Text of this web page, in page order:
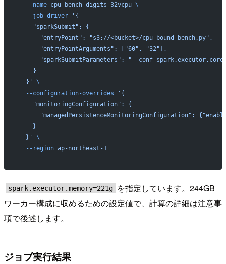
  --name
cpu-bench-digits-32vcpu \
  --job-driver
'{
    "sparkSubmit": {
      "entryPoint": "s3://<bucket>/cpu_bound_bench.py",
      "entryPointArguments": ["60", "32"],
"sparkSubmitParameters": "--conf
    }
  }'
\
  --configuration-overrides
'{
    "monitoringConfiguration": {
"managedPersistenceMonitoringConfiguration":
    }
  }'
\
  --region
ap-northeast-1
spark.executor.memory=221g
を指定しています。244GB
ワーカー構成に収めるための設定値で、計算の詳細は注意事
項で後述します。
ジョブ実行結果